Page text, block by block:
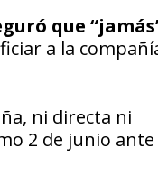
que
a la
ni directa ni
2 de junio ante